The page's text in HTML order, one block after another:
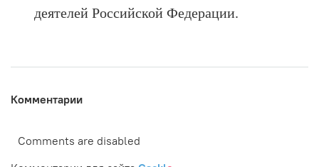
деятелей Российской Федерации.
Комментарии
Comments are disabled